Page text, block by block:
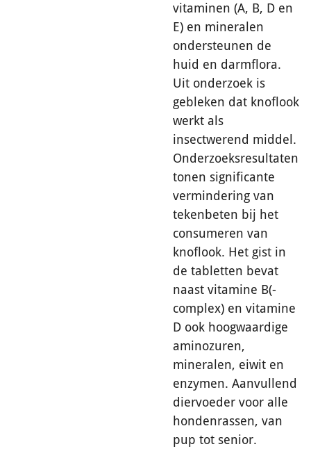
vitaminen (A, B, D en
E) en mineralen
ondersteunen de
huid en darmflora.
Uit onderzoek is
gebleken dat knoflook
werkt als
insectwerend middel.
Onderzoeksresultaten
tonen significante
vermindering van
tekenbeten bij het
consumeren van
knoflook. Het gist in
de tabletten bevat
naast vitamine B(-
complex) en vitamine
D ook hoogwaardige
aminozuren,
mineralen, eiwit en
enzymen. Aanvullend
diervoeder voor alle
hondenrassen, van
pup tot senior.